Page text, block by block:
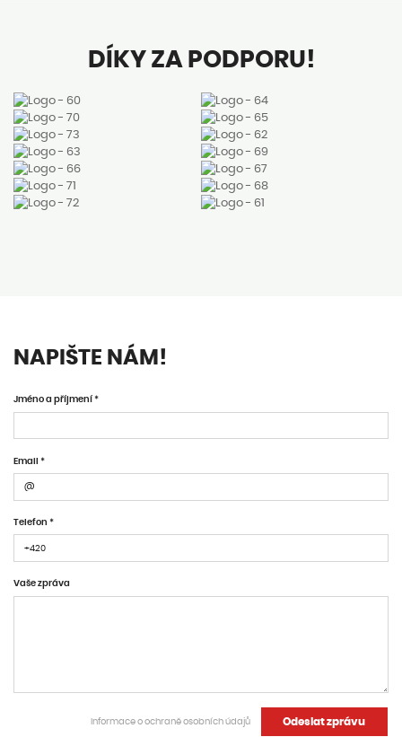
DÍKY ZA PODPORU!
NAPIŠTE NÁM!
Jméno a příjmení *
Email *
Telefon *
Vaše zpráva
Informace o ochraně osobních údajů Odeslat zprávu